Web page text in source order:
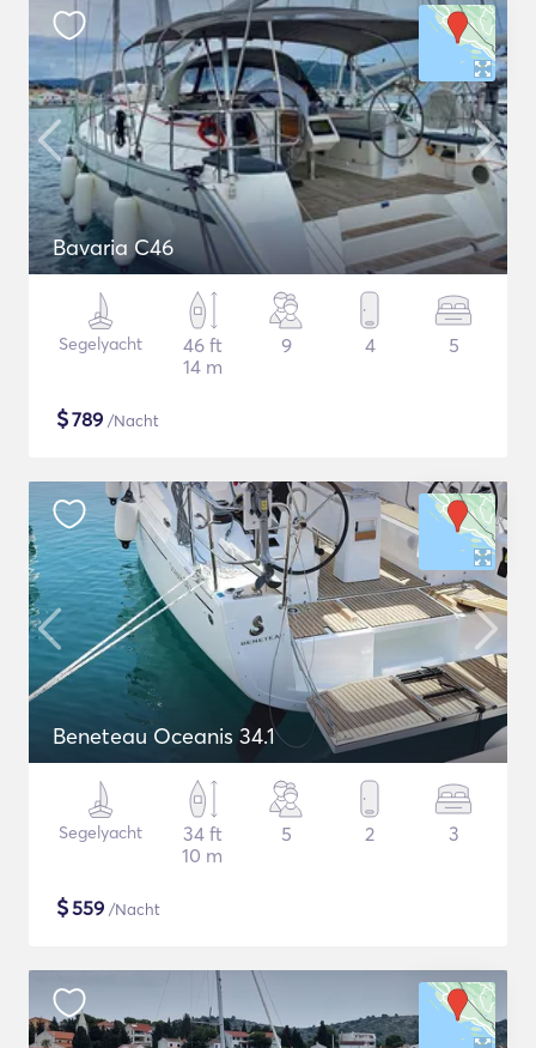
Bavaria C46
Segelyacht
46 ft
14 m
9 4 5
$789 /Nacht
Beneteau Oceanis 34.1
Segelyacht
34 ft
10 m
5 2 3
$559 /Nacht